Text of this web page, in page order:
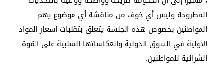
المطروحة وليس أي خوف من مناقشة أي موضوع يهم
المواطنين بخصوص هذه الجلسة يتعلق بتقلبات أسعار المواد
الأولية في السوق الدولية وانعكاساتها السلبية على القوة
الشرائية للمواطنين.